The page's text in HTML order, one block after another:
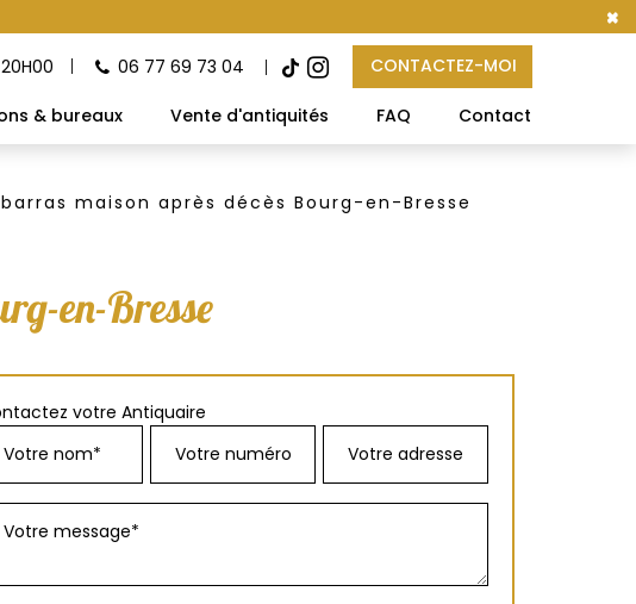
×
06 77 69 73 04 CONTACTEZ-MOI
& bureaux Vente d'antiquités FAQ Contact
maison après décès Bourg-en-Bresse
en-Bresse
votre Antiquaire